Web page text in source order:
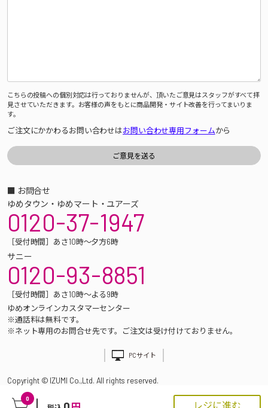
0
レジに進む
こちらの投稿への個別対応は行っておりませんが、頂いたご意見はスタッフがすべて拝
見させていただきます。お客様の声をもとに商品開発・サイト改善を行ってまいりま
す。
ご注文にかかわるお問い合わせはお問い合わせ専用フォームから
■ お問合せ
ゆめタウン・ゆめマート・ユアーズ
0120-37-1947
［受付時間］あさ10時～夕方6時
サニー
0120-93-8851
［受付時間］あさ10時～よる9時
ゆめオンラインカスタマーセンター
※通話料は無料です。
※ネット専用のお問合せ先です。ご注文は受け付けておりません。
PCサイト
Copyright © IZUMI Co.,Ltd. All rights reserved.